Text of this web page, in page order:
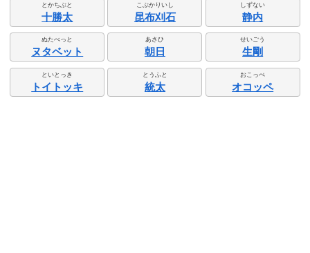
とかちぶと
十勝太
こぶかりいし
昆布刈石
しずない
静内
ぬたべっと
ヌタベット
あさひ
朝日
せいごう
生剛
といとっき
トイトッキ
とうふと
統太
おこっぺ
オコッペ